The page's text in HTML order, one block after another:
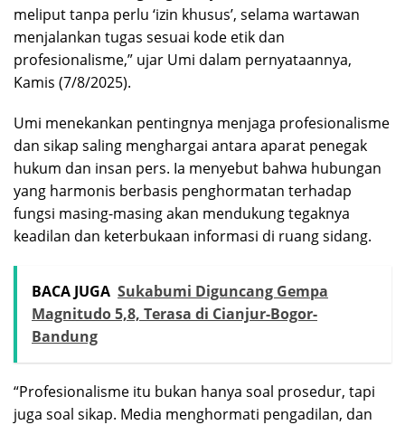
meliput tanpa perlu ‘izin khusus’, selama wartawan
menjalankan tugas sesuai kode etik dan
profesionalisme,” ujar Umi dalam pernyataannya,
Kamis (7/8/2025).
Umi menekankan pentingnya menjaga profesionalisme
dan sikap saling menghargai antara aparat penegak
hukum dan insan pers. Ia menyebut bahwa hubungan
yang harmonis berbasis penghormatan terhadap
fungsi masing-masing akan mendukung tegaknya
keadilan dan keterbukaan informasi di ruang sidang.
BACA JUGA Sukabumi Diguncang Gempa
Magnitudo 5,8, Terasa di Cianjur-Bogor-
Bandung
“Profesionalisme itu bukan hanya soal prosedur, tapi
juga soal sikap. Media menghormati pengadilan, dan